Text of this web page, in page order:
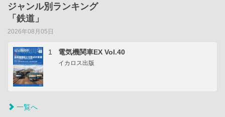
ジャンル別ランキング
「鉄道」
2026年08月05日
1 電気機関車EX Vol.40
イカロス出版
一覧へ